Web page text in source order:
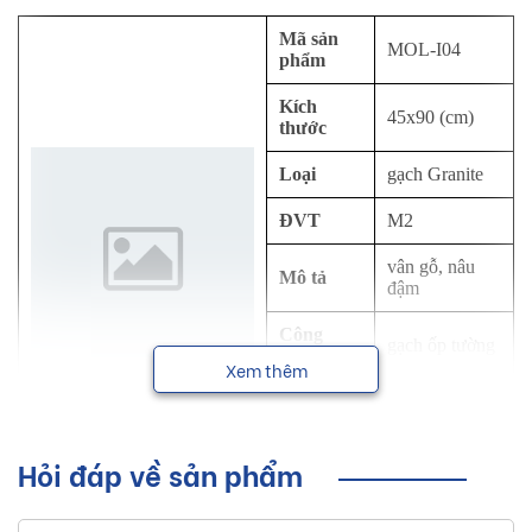
Mã sản
phẩm
MOL-I04
Kích
thước
45x90 (cm)
Loại gạch Granite
ĐVT M2
Mô tả
vân gỗ, nâu
đậm
Công
Thương
NSX
Xem thêm
Hỏi đáp về sản phẩm